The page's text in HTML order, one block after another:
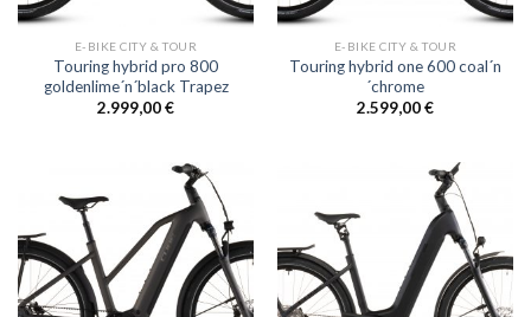
E-BIKE CITY & TOUR
Touring hybrid pro 800
goldenlime´n´black Trapez
2.999,00€
E-BIKE CITY & TOUR
Touring hybrid one 600 coal´n
´chrome
2.599,00€